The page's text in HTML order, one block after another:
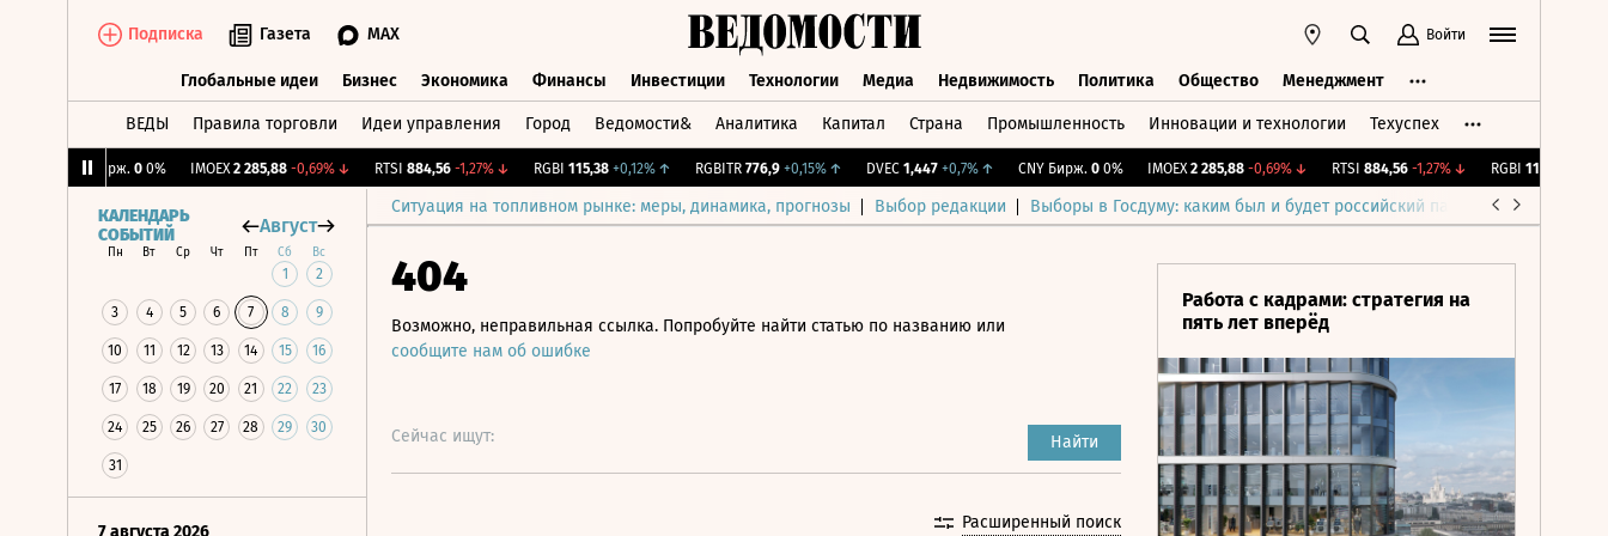
Подписка Газета MAX Войти
Глобальные идеи Бизнес Экономика Финансы Инвестиции Технологии Медиа Недвижимость Политика Общество Менеджмент
ВЕДЫ Правила торговли Идеи управления Город Ведомости& Аналитика Капитал Страна Промышленность Инновации и технологии Техуспех
0 0% IMOEX 2 285,88 -0,69%↓ RTSI 884,56 -1,27%↓ RGBI 115,38 +0,12%↑ RGBITR 776,9 +0,15%↑ DVEC 1,447 +0,7% ↑ CNY Бирж. 0 0% IMOEX 2 285,88 -0,69%↓ RTSI 884,56 -1,27%↓ RGBI 115,38
Ситуация на топливном рынке: меры, динамика, прогнозы Выбор редакции Выборы в Госдуму: каким был и будет российский парламент
КАЛЕНДАРЬ
СОБЫТИЙ
Август
Пн Вт Ср Чт Пт Сб Вс
1 2
3 4 5 6 7 8 9
10 11 12 13 14 15 16
17 18 19 20 21 22 23
24 25 26 27 28 29 30
31
7 августа 2026
404
Возможно, неправильная ссылка. Попробуйте найти статью по названию или
сообщите нам об ошибке
Сейчас ищут: Найти
Расширенный поиск
Работа с кадрами: стратегия на
пять лет вперёд